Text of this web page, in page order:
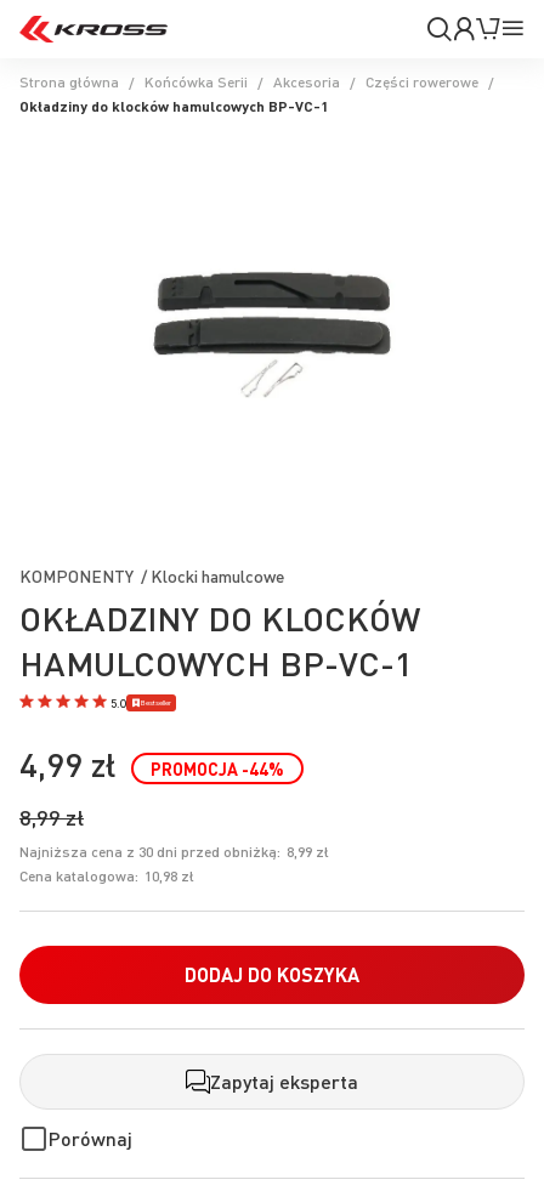
Mój
Moje
konto
Strona główna Końcówka Serii Akcesoria
Części rowerowe
Okładziny do klocków hamulcowych BP-VC-1
na
początek
galerii
OKŁADZINY DO KLOCKÓW
HAMULCOWYCH BP-VC-1
5.0 Bestseller
KOMPONENTY / Klocki hamulcowe
DODAJ DO KOSZYKA
Zapytaj eksperta
Porównaj
4,99 zł
8,99 zł
PROMOCJA -44%
Najniższa cena z 30 dni przed obniżką: 8,99 zł
Cena katalogowa: 10,98 zł